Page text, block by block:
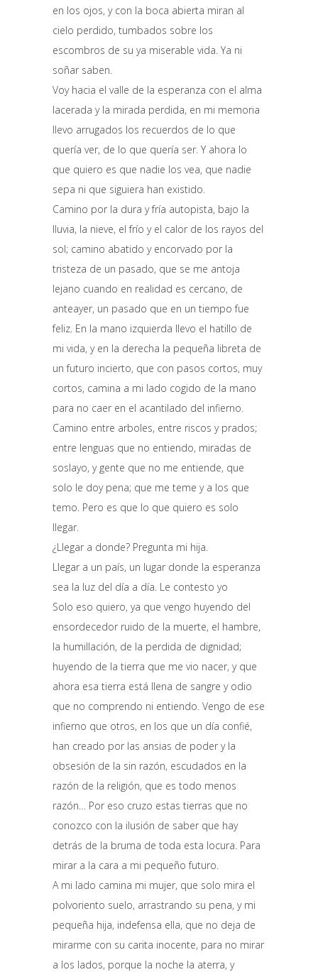
en los ojos, y con la boca abierta miran al
cielo perdido, tumbados sobre los
escombros de su ya miserable vida. Ya ni
soñar saben.
Voy hacia el valle de la esperanza con el alma
lacerada y la mirada perdida, en mi memoria
llevo arrugados los recuerdos de lo que
quería ver, de lo que quería ser. Y ahora lo
que quiero es que nadie los vea, que nadie
sepa ni que siguiera han existido.
Camino por la dura y fría autopista, bajo la
lluvia, la nieve, el frío y el calor de los rayos del
sol; camino abatido y encorvado por la
tristeza de un pasado, que se me antoja
lejano cuando en realidad es cercano, de
anteayer, un pasado que en un tiempo fue
feliz. En la mano izquierda llevo el hatillo de
mi vida, y en la derecha la pequeña libreta de
un futuro incierto, que con pasos cortos, muy
cortos, camina a mi lado cogido de la mano
para no caer en el acantilado del infierno.
Camino entre arboles, entre riscos y prados;
entre lenguas que no entiendo, miradas de
soslayo, y gente que no me entiende, que
solo le doy pena; que me teme y a los que
temo. Pero es que lo que quiero es solo
llegar.
¿Llegar a donde? Pregunta mi hija.
Llegar a un país, un lugar donde la esperanza
sea la luz del día a día. Le contesto yo
Solo eso quiero, ya que vengo huyendo del
ensordecedor ruido de la muerte, el hambre,
la humillación, de la perdida de dignidad;
huyendo de la tierra que me vio nacer, y que
ahora esa tierra está llena de sangre y odio
que no comprendo ni entiendo. Vengo de ese
infierno que otros, en los que un día confié,
han creado por las ansias de poder y la
obsesión de la sin razón, escudados en la
razón de la religión, que es todo menos
razón… Por eso cruzo estas tierras que no
conozco con la ilusión de saber que hay
detrás de la bruma de toda esta locura. Para
mirar a la cara a mi pequeño futuro.
A mi lado camina mi mujer, que solo mira el
polvoriento suelo, arrastrando su pena, y mi
pequeña hija, indefensa ella, que no deja de
mirarme con su carita inocente, para no mirar
a los lados, porque la noche la aterra, y